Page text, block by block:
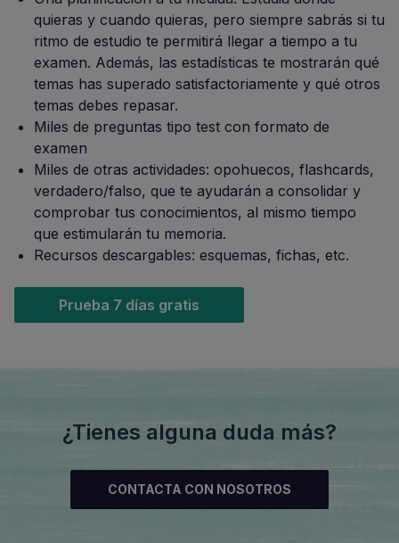
quieras y cuando quieras, pero siempre sabrás si tu
ritmo de estudio te permitirá llegar a tiempo a tu
examen. Además, las estadísticas te mostrarán qué
temas has superado satisfactoriamente y qué otros
temas debes repasar.
Miles de preguntas tipo test con formato de
examen
Miles de otras actividades: opohuecos, flashcards,
verdadero/falso, que te ayudarán a consolidar y
comprobar tus conocimientos, al mismo tiempo
que estimularán tu memoria.
Recursos descargables: esquemas, fichas, etc.
Prueba 7 días gratis
¿Tienes alguna duda más?
CONTACTA CON NOSOTROS